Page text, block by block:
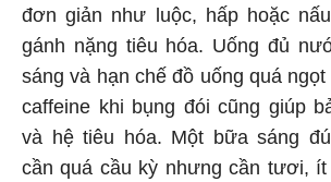
đơn giản như luộc, hấp hoặc
gánh nặng tiêu hóa. Uống đủ
sáng và hạn chế đồ uống quá
caffeine khi bụng đói cũng giúp
và hệ tiêu hóa. Một bữa sáng
cần quá cầu kỳ nhưng cần tươi,